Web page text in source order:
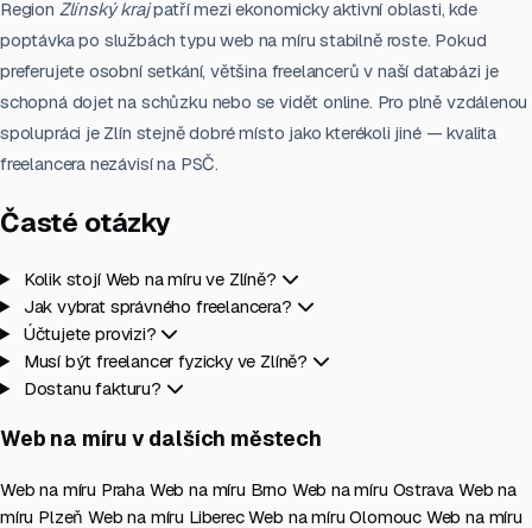
Region Zlínský krajpatří mezi ekonomicky aktivní oblasti, kde
poptávka po službách typu web na míru stabilně roste. Pokud
preferujete osobní setkání, většina freelancerů v naší databázi je
schopná dojet na schůzku nebo se vidět online. Pro plně vzdálenou
spolupráci je Zlín stejně dobré místo jako kterékoli jiné — kvalita
freelancera nezávisí na PSČ.
Časté otázky
Kolik stojí Web na míru ve Zlíně?
Jak vybrat správného freelancera?
Účtujete provizi?
Musí být freelancer fyzicky ve Zlíně?
Dostanu fakturu?
Web na míru v dalších městech
Web na míru Praha Web na míru Brno Web na míru OstravaWeb na
míru PlzeňWeb na míru LiberecWeb na míru Olomouc Web na míru